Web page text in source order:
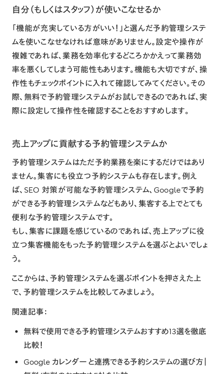
自分（もしくはスタッフ）が使いこなせるか
「機能が充実している方がいい！」と選んだ予約管理システ
ムを使いこなせなければ意味がありません。設定や操作が
複雑であれば、業務を効率化するどころかかえって業務効
率を悪くしてしまう可能性もあります。機能も大切ですが、操
作性もチェックポイントに入れて確認してみてください。その
際、無料で予約管理システムがお試しできるのであれば、実
際に設定して操作性を確認することをおすすめします。
売上アップに貢献する予約管理システムか
予約管理システムはただ予約業務を楽にするだけではあり
ません。集客にも役立つ予約システムも存在します。例え
ば、SEO 対策が可能な予約管理システム、 Googleで予約
ができる予約管理システムなどもあり、集客する上でとても
便利な予約管理システムです。
もし、集客に課題を感じているのであれば、売上アップに役
立つ集客機能をもった予約管理システムを選ぶとよいでしょ
う。
ここからは、予約管理システムを選ぶポイントを押さえた上
で、予約管理システムを比較してみましょう。
関連記事：
無料で使用できる予約管理システムおすすめ13選を徹底
比較！
Google カレンダー と連携できる予約システムの選び方｜